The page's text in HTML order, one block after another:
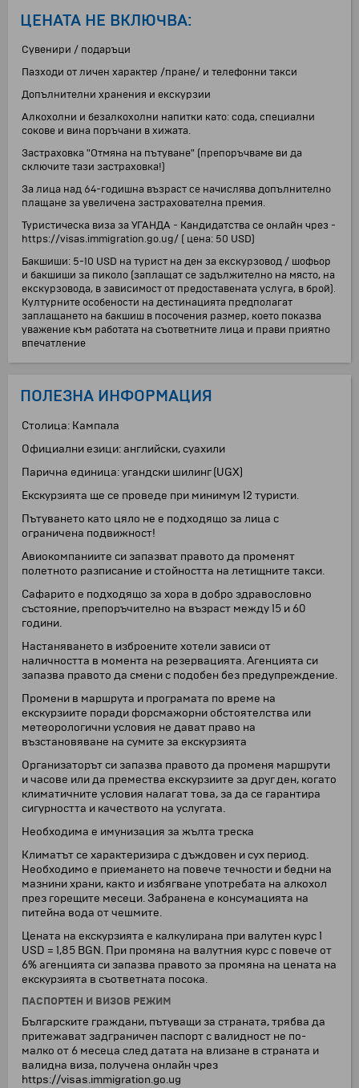
ЦЕНАТА НЕ ВКЛЮЧВА:
Сувенири / подаръци
Пазходи от личен характер /пране/ и телефонни такси
Допълнителни хранения и екскурзии
Алкохолни и безалкохолни напитки като: сода, специални
сокове и вина поръчани в хижата.
Застраховка "Отмяна на пътуване" (препоръчваме ви да
сключите тази застраховка!)
За лица над 64-годишна възраст се начислява допълнително
плащане за увеличена застрахователна премия.
Туристическа виза за УГАНДА - Кандидатства се онлайн чрез -
https://visas.immigration.go.ug/ ( цена: 50 USD)
Бакшиши: 5-10 USD на турист на ден за екскурзовод / шофьор
и бакшиши за пиколо (заплащат се задължително на място, на
екскурзовода, в зависимост от предоставената услуга, в брой).
Културните особености на дестинацията предполагат
заплащането на бакшиш в посочения размер, което показва
уважение към работата на съответните лица и прави приятно
впечатление
ПОЛЕЗНА ИНФОРМАЦИЯ
Столица: Кампала
Официални езици: английски, суахили
Парична единица: угандски шилинг (UGX)
Екскурзията ще се проведе при минимум 12 туристи.
Пътуването като цяло не е подходящо за лица с
ограничена подвижност!
Авиокомпаниите си запазват правото да променят
полетното разписание и стойността на летищните такси.
Сафарито е подходящо за хора в добро здравословно
състояние, препоръчително на възраст между 15 и 60
години.
Настаняването в изброените хотели зависи от
наличността в момента на резервацията. Агенцията си
запазва правото да смени с подобен без предупреждение.
Промени в маршрута и програмата по време на
екскурзиите поради форсмажорни обстоятелства или
метеорологични условия не дават право на
възстановяване на сумите за екскурзията
Организаторът си запазва правото да променя маршрути
и часове или да премества екскурзиите за друг ден, когато
климатичните условия налагат това, за да се гарантира
сигурността и качеството на услугата.
Необходима е имунизация за жълта треска
Климатът се характеризира с дъждовен и сух период.
Необходимо е приемането на повече течности и бедни на
мазнини храни, както и избягване употребата на алкохол
през горещите месеци. Забранена е консумацията на
питейна вода от чешмите.
Цената на екскурзията е калкулирана при валутен курс 1
USD = 1,85 BGN. При промяна на валутния курс с повече от
6% агенцията си запазва правото за промяна на цената на
екскурзията в съответната посока.
ПАСПОРТЕН И ВИЗОВ РЕЖИМ
Българските граждани, пътуващи за страната, трябва да
притежават задграничен паспорт с валидност не по-
малко от 6 месеца след датата на влизане в страната и
валидна виза, получена онлайн чрез
https://visas.immigration.go.ug